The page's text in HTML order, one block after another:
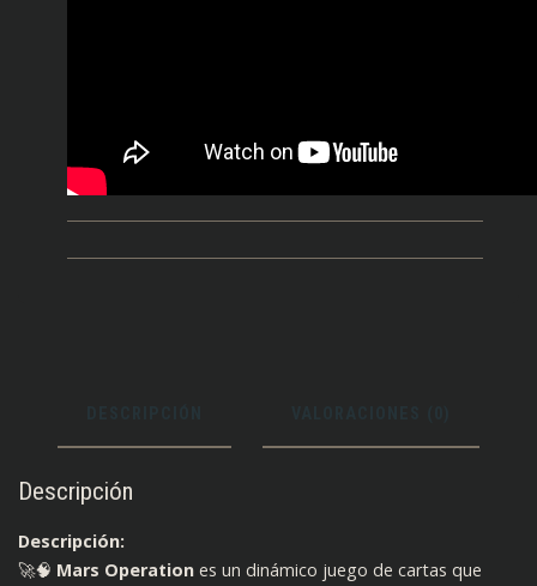
Descripción
Descripción:
🚀🧠 Mars Operation es un dinámico juego de cartas que